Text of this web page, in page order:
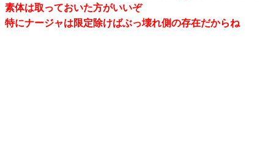
素体は取っておいた方がいいぞ
特にナージャは限定除けばぶっ壊れ側の存在だからね